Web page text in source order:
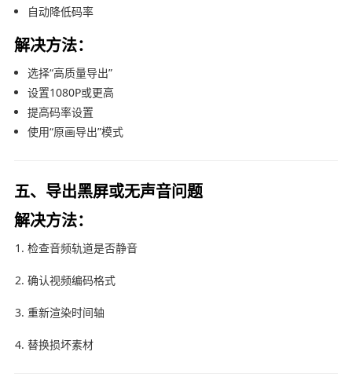
自动降低码率
解决方法：
选择“高质量导出”
设置1080P或更高
提高码率设置
使用“原画导出”模式
五、导出黑屏或无声音问题
解决方法：
检查音频轨道是否静音
确认视频编码格式
重新渲染时间轴
替换损坏素材